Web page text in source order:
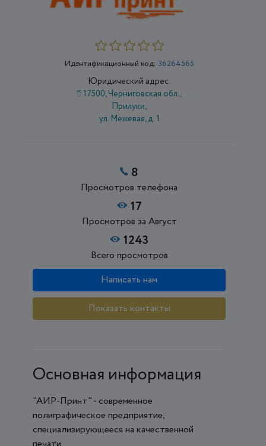
Идентификационный код: 36264565
Юридический адрес:
17500, Черниговская обл.,
Прилуки,
ул. Межевая, д. 1
8
Просмотров телефона
17
Просмотров за Август
1243
Всего просмотров
Написать нам
Показать контакты
Основная информация
"АИР-Принт" - современное
полиграфическое предприятие,
специализирующееся на качественной